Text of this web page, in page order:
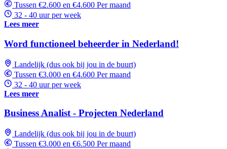
Tussen €2.600 en €4.600 Per maand
32 - 40 uur per week
Lees meer
Word functioneel beheerder in Nederland!
Landelijk (dus ook bij jou in de buurt)
Tussen €3.000 en €4.600 Per maand
32 - 40 uur per week
Lees meer
Business Analist - Projecten Nederland
Landelijk (dus ook bij jou in de buurt)
Tussen €3.000 en €6.500 Per maand